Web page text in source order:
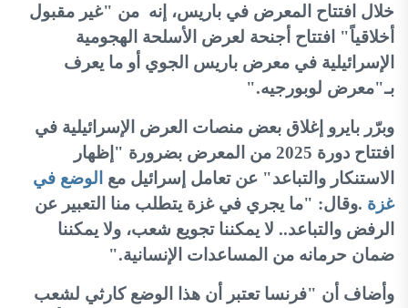
خلال افتتاح المعرض في باريس، إنه من "غير مقبول
أخلاقياً" افتتاح أجنحة لعرض الأسلحة الهجومية
الإسرائيلية في معرض باريس الجوي أو ما يعرف
بـ"معرض لوبورجيه".
وبرّر بايرو إغلاق بعض منصات العرض الإسرائيلية في
افتتاح دورة 2025 من المعرض بضرورة "إظهار
الاستنكار والتباعد" عن تعامل إسرائيل مع الوضع في
غزة .وقال: "ما يجري في غزة يتطلب منا التعبير عن
الرفض والتباعد.. لا يمكننا تجويع شعب، ولا يمكننا
ضمان حرمانه من المساعدات الإنسانية".
وأضاف أن "فرنسا تعتبر أن هذا الوضع كارثي لشعب